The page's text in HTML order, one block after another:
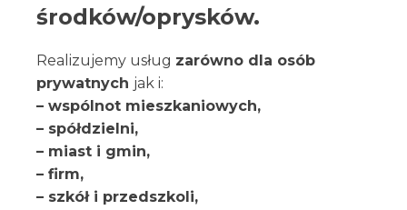
środków/oprysków.
Realizujemy usług zarówno dla osób
prywatnych jak i:
– wspólnot mieszkaniowych,
– spółdzielni,
– miast i gmin,
– firm,
– szkół i przedszkoli,